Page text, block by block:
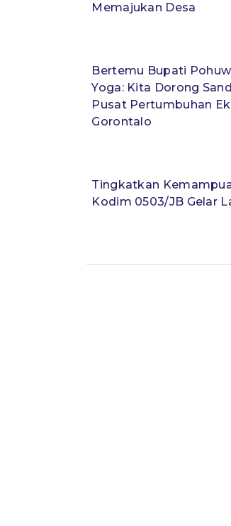
Memajukan Desa
Bertemu Bupati
Yoga: Kita Dorong
Pusat Pertumbuhan
Gorontalo
Tingkatkan
Kodim 0503/JB Gelar